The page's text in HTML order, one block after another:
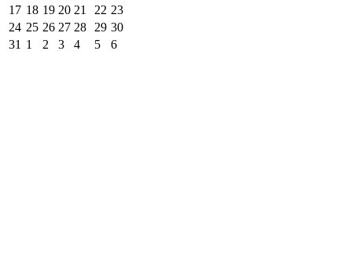
17 18 19 20 21 22 23
24 25 26 27 28 29 30
31 1 2 3 4 5 6